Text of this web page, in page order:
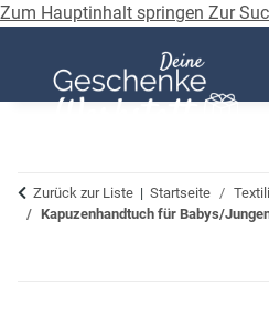
Zum Hauptinhalt springen Zur
Zurück zur Liste Startseite
Kapuzenhandtuch für Babys/